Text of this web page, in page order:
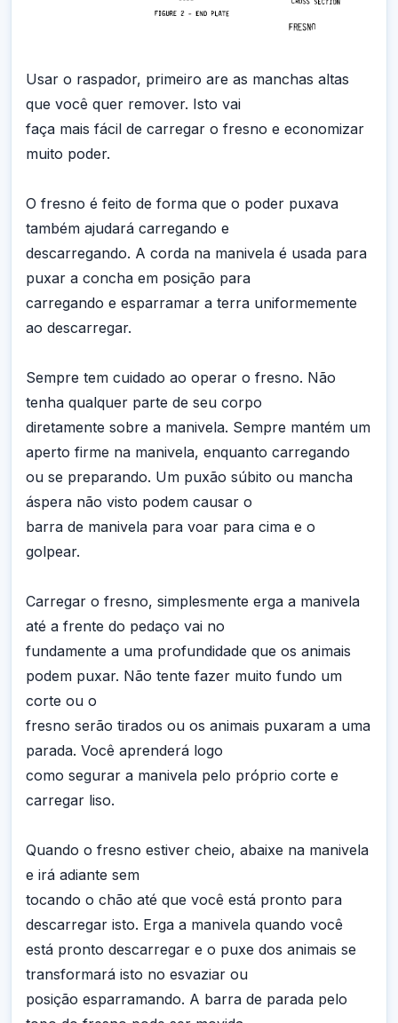
Usar o raspador, primeiro are as manchas altas
que você quer remover. Isto vai
faça mais fácil de carregar o fresno e economizar
muito poder.
O fresno é feito de forma que o poder puxava
também ajudará carregando e
descarregando. A corda na manivela é usada para
puxar a concha em posição para
carregando e esparramar a terra uniformemente
ao descarregar.
Sempre tem cuidado ao operar o fresno. Não
tenha qualquer parte de seu corpo
diretamente sobre a manivela. Sempre mantém um
aperto firme na manivela, enquanto carregando
ou se preparando. Um puxão súbito ou mancha
áspera não visto podem causar o
barra de manivela para voar para cima e o
golpear.
Carregar o fresno, simplesmente erga a manivela
até a frente do pedaço vai no
fundamente a uma profundidade que os animais
podem puxar. Não tente fazer muito fundo um
corte ou o
fresno serão tirados ou os animais puxaram a uma
parada. Você aprenderá logo
como segurar a manivela pelo próprio corte e
carregar liso.
Quando o fresno estiver cheio, abaixe na manivela
e irá adiante sem
tocando o chão até que você está pronto para
descarregar isto. Erga a manivela quando você
está pronto descarregar e o puxe dos animais se
transformará isto no esvaziar ou
posição esparramando. A barra de parada pelo